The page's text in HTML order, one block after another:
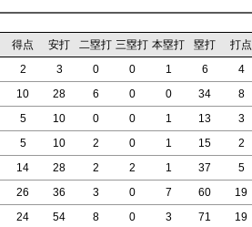
得点 安打 二塁打 三塁打 本塁打 塁打 打点
2 3 0 0 1 6 4
10 28 6 0 0 34 8
5 10 0 0 1 13 3
5 10 2 0 1 15 2
14 28 2 2 1 37 5
26 36 3 0 7 60 19
24 54 8 0 3 71 19